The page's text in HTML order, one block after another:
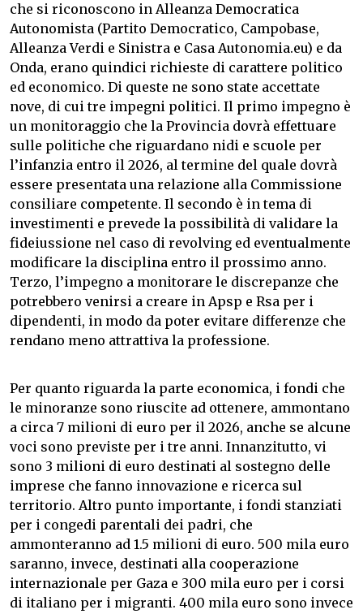
che si riconoscono in Alleanza Democratica
Autonomista (Partito Democratico, Campobase,
Alleanza Verdi e Sinistra e Casa Autonomia.eu) e da
Onda, erano quindici richieste di carattere politico
ed economico. Di queste ne sono state accettate
nove, di cui tre impegni politici. Il primo impegno è
un monitoraggio che la Provincia dovrà effettuare
sulle politiche che riguardano nidi e scuole per
l’infanzia entro il 2026, al termine del quale dovrà
essere presentata una relazione alla Commissione
consiliare competente. Il secondo è in tema di
investimenti e prevede la possibilità di validare la
fideiussione nel caso di revolving ed eventualmente
modificare la disciplina entro il prossimo anno.
Terzo, l’impegno a monitorare le discrepanze che
potrebbero venirsi a creare in Apsp e Rsa per i
dipendenti, in modo da poter evitare differenze che
rendano meno attrattiva la professione.
Per quanto riguarda la parte economica, i fondi che
le minoranze sono riuscite ad ottenere, ammontano
a circa 7 milioni di euro per il 2026, anche se alcune
voci sono previste per i tre anni. Innanzitutto, vi
sono 3 milioni di euro destinati al sostegno delle
imprese che fanno innovazione e ricerca sul
territorio. Altro punto importante, i fondi stanziati
per i congedi parentali dei padri, che
ammonteranno ad 1.5 milioni di euro. 500 mila euro
saranno, invece, destinati alla cooperazione
internazionale per Gaza e 300 mila euro per i corsi
di italiano per i migranti. 400 mila euro sono invece